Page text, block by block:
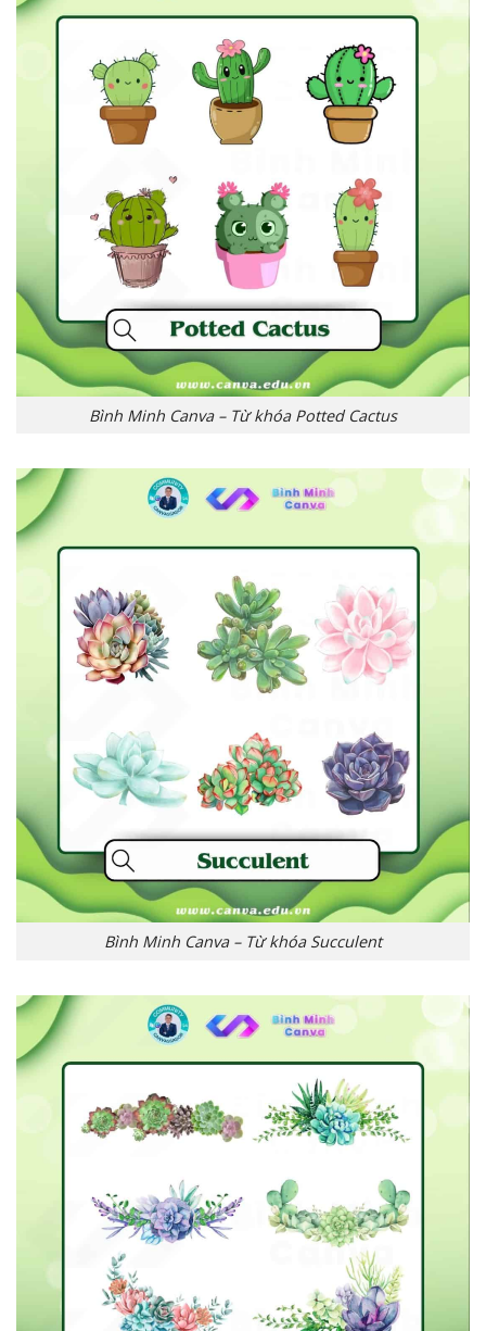
Bình Minh Canva – Từ khóa Potted Cactus
Bình Minh Canva – Từ khóa Succulent